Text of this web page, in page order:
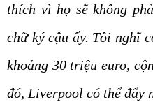
thích vì họ sẽ không
chữ ký cậu ấy. Tôi nghĩ
khoảng 30 triệu euro,
đó, Liverpool có thể đẩy